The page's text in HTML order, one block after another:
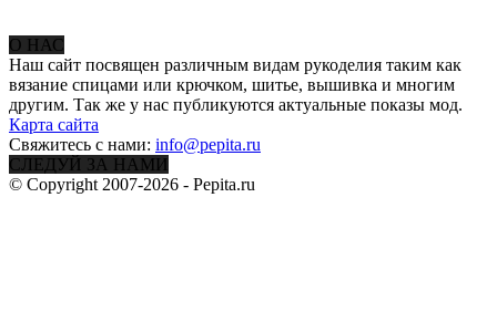
О НАС
Наш сайт посвящен различным видам рукоделия таким как
вязание спицами или крючком, шитье, вышивка и многим
другим. Так же у нас публикуются актуальные показы мод.
Карта сайта
Свяжитесь с нами: info@pepita.ru
СЛЕДУЙ ЗА НАМИ
© Copyright 2007-2026 - Pepita.ru